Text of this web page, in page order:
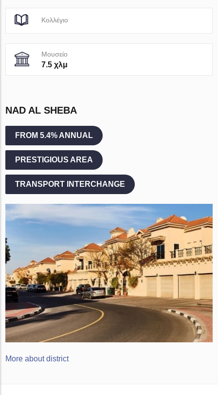
Κολλέγιο
Μουσείο
7.5 χλμ
NAD AL SHEBA
FROM 5.4% ANNUAL
PRESTIGIOUS AREA
TRANSPORT INTERCHANGE
More about district